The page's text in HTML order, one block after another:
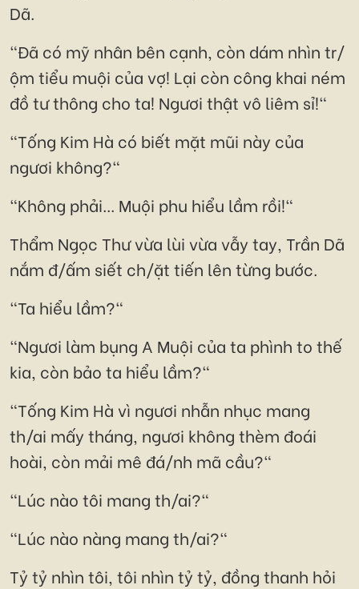
Dã.
"Đã có mỹ nhân bên cạnh, còn dám nhìn tr/
ộm tiểu muội của vợ! Lại còn công khai ném
đồ tư thông cho ta! Ngươi thật vô liêm sỉ!"
"Tống Kim Hà có biết mặt mũi này của
ngươi không?"
"Không phải... Muội phu hiểu lầm rồi!"
Thẩm Ngọc Thư vừa lùi vừa vẫy tay, Trần Dã
nắm đ/ấm siết ch/ặt tiến lên từng bước.
"Ta hiểu lầm?"
"Ngươi làm bụng A Muội của ta phình to thế
kia, còn bảo ta hiểu lầm?"
"Tống Kim Hà vì ngươi nhẫn nhục mang
th/ai mấy tháng, ngươi không thèm đoái
hoài, còn mải mê đá/nh mã cầu?"
"Lúc nào tôi mang th/ai?"
"Lúc nào nàng mang th/ai?"
Tỷ tỷ nhìn tôi, tôi nhìn tỷ tỷ, đồng thanh hỏi